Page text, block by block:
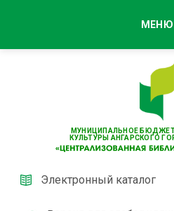
МУНИЦИПАЛЬНОЕ
КУЛЬТУРЫ АНГАРСКОГО
Электронный каталог
МЕНЮ